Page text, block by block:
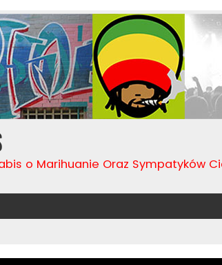
o Marihuanie Oraz Sympatyków